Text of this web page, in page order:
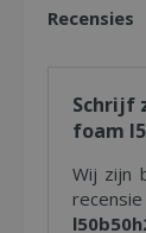
Recensies
Schrijf
foam
Wij zijn